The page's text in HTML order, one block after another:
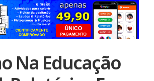
Na Educação